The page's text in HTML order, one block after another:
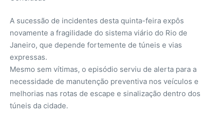
A sucessão de incidentes desta quinta-feira expôs
novamente a fragilidade do sistema viário do Rio de
Janeiro, que depende fortemente de túneis e vias
expressas.
Mesmo sem vítimas, o episódio serviu de alerta para a
necessidade de manutenção preventiva nos veículos e
melhorias nas rotas de escape e sinalização dentro dos
túneis da cidade.